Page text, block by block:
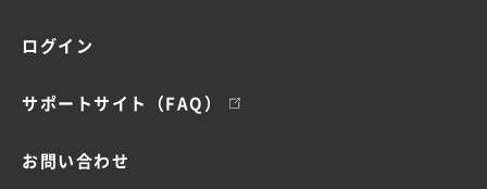
ログイン
サポートサイト（FAQ）
お問い合わせ